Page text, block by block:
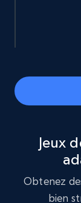
Naver
URL,
Jeux
Obtenez
bien